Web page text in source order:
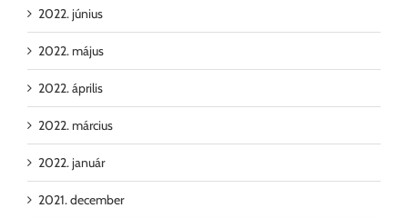
2022. június
2022. május
2022. április
2022. március
2022. január
2021. december